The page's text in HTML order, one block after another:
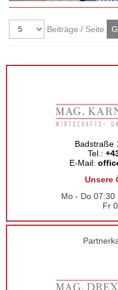
Beiträge / Seite
Badstraße
Tel.:
E-Mail:
Unsere
Mo - Do
Fr